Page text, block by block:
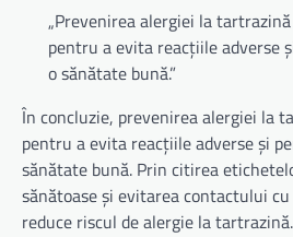
„Prevenirea alergiei la
pentru a evita reacțiile adverse
o sănătate bună.”
În concluzie, prevenirea alergiei la
pentru a evita reacțiile adverse și
sănătate bună. Prin citirea
sănătoase și evitarea contactului
reduce riscul de alergie la tartrazină.